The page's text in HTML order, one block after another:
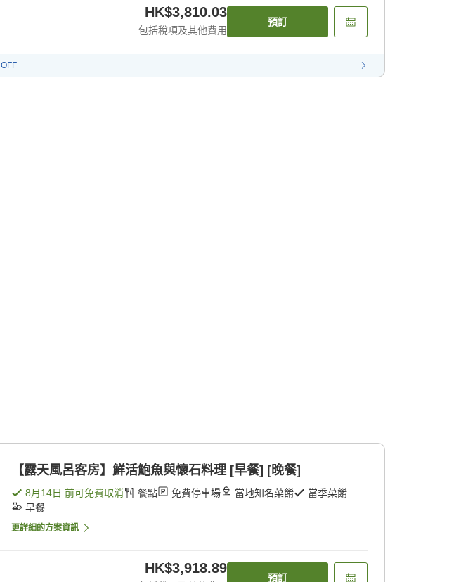
HK$3,810.03
包括稅項及其他費用
預訂
OFF
【露天風呂客房】鮮活鮑魚與懷石料理 [早餐] [晚餐]
8月14日 前可免費取消 餐點 免費停車場 當地知名菜餚
當季菜餚
早餐
更詳細的方案資訊
HK$3,918.89
預訂